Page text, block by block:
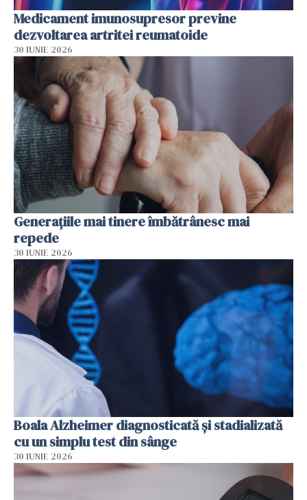
Medicament imunosupresor previne
dezvoltarea artritei reumatoide
30 IUNIE 2026
Generațiile mai tinere îmbătrânesc mai
repede
30 IUNIE 2026
Boala Alzheimer diagnosticată și stadializată
cu un simplu test din sânge
30 IUNIE 2026